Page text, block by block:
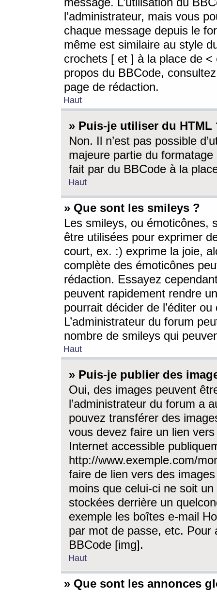
l’administrateur, mais vous
chaque message depuis le
même est similaire au style
crochets [ et ] à la place de <
propos du BBCode,
page de rédaction.
Haut
» Puis-je utiliser du HTML
Non. Il n’est pas possible
majeure partie du
fait par du BBCode à la
Haut
» Que sont les smileys ?
Les smileys, ou émoticônes,
être utilisées pour exprimer
court, ex. :) exprime la joie,
complète des émoticônes
rédaction. Essayez
peuvent rapidement rendre
pourrait décider de l’éditer
L’administrateur du forum
nombre de smileys qui
Haut
» Puis-je publier des
Oui, des images peuvent
l’administrateur du forum a
pouvez transférer des
vous devez faire un lien
Internet accessible
http://www.exemple.com/
faire de lien vers des
moins que celui-ci ne soit
stockées derrière un
exemple les boîtes e-mail
par mot de passe, etc. Pour
BBCode [img].
Haut
» Que sont les annonces